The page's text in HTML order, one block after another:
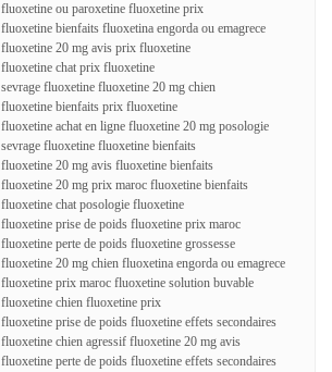
fluoxetine ou paroxetine fluoxetine prix
fluoxetine bienfaits fluoxetina engorda ou emagrece
fluoxetine 20 mg avis prix fluoxetine
fluoxetine chat prix fluoxetine
sevrage fluoxetine fluoxetine 20 mg chien
fluoxetine bienfaits prix fluoxetine
fluoxetine achat en ligne fluoxetine 20 mg posologie
sevrage fluoxetine fluoxetine bienfaits
fluoxetine 20 mg avis fluoxetine bienfaits
fluoxetine 20 mg prix maroc fluoxetine bienfaits
fluoxetine chat posologie fluoxetine
fluoxetine prise de poids fluoxetine prix maroc
fluoxetine perte de poids fluoxetine grossesse
fluoxetine 20 mg chien fluoxetina engorda ou emagrece
fluoxetine prix maroc fluoxetine solution buvable
fluoxetine chien fluoxetine prix
fluoxetine prise de poids fluoxetine effets secondaires
fluoxetine chien agressif fluoxetine 20 mg avis
fluoxetine perte de poids fluoxetine effets secondaires